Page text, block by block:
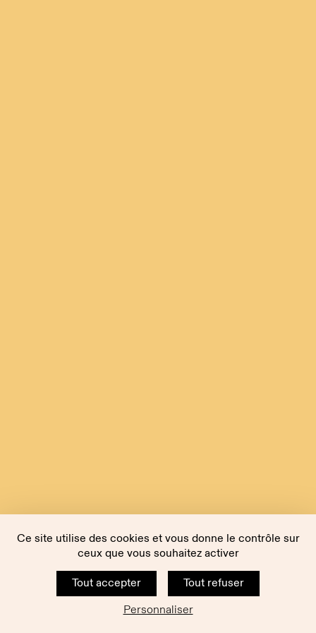
Ce site utilise des cookies et vous donne le contrôle sur
ceux que vous souhaitez activer
Tout accepter
Tout refuser
Personnaliser